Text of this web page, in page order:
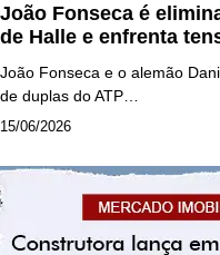
João Fonseca é
de Halle e enfrenta
João Fonseca e o alemão
de duplas do ATP…
15/06/2026